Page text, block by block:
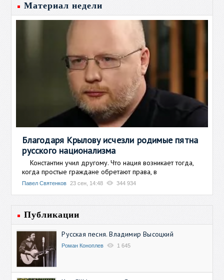
Материал недели
Благодаря Крылову исчезли родимые пятна
русского национализма
Константин учил другому. Что нация возникает тогда,
когда простые граждане обретают права, в
Павел Святенков 23 сен, 14:48 344 934
Публикации
Русская песня. Владимир Высоцкий
Роман Коноплев 1 645